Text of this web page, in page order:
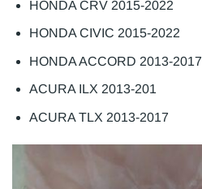
HONDA CRV 2015-2022
HONDA CIVIC 2015-2022
HONDA ACCORD 2013-2017
ACURA ILX 2013-201
ACURA TLX 2013-2017